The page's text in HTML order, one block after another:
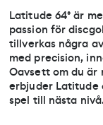
Latitude 64° är
passion för
tillverkas några
med precision,
Oavsett om du
erbjuder Latitude
spel till nästa